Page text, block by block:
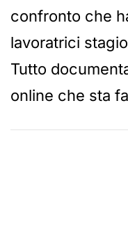
confronto che
lavoratrici
Tutto
online che sta